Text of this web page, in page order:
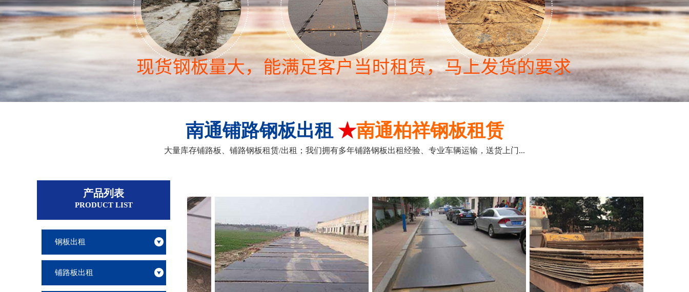
南通铺路钢板出租 ★南通柏祥钢板租赁
大量库存铺路板、铺路钢板租赁/出租；我们拥有多年铺路钢板出租经验、专业车辆运输，送货上门...
产品列表
PRODUCT LIST
钢板出租
铺路板出租